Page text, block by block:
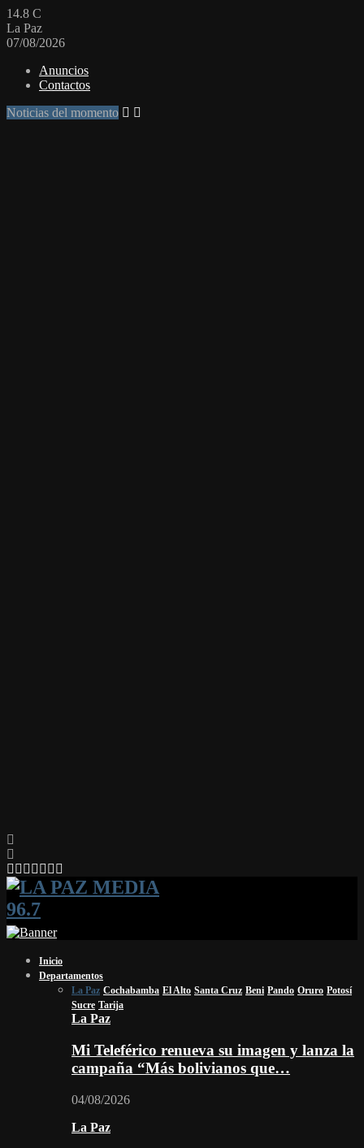
14.8 C
La Paz
07/08/2026
Anuncios
Contactos
Noticias del momento
Facebook
Twitter
Instagram
Youtube
Email
Twitch
Whatsapp
Inicio
Departamentos
La Paz Cochabamba El Alto Santa Cruz Beni Pando Oruro Potosí
Sucre Tarija
La Paz
Mi Teleférico renueva su imagen y lanza la
campaña “Más bolivianos que…
04/08/2026
La Paz